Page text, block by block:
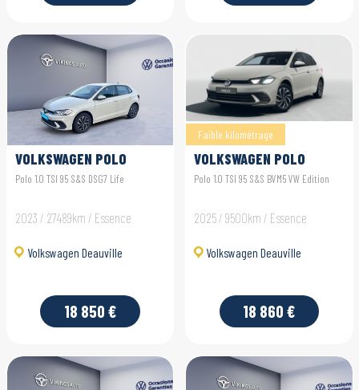
VOLKSWAGEN POLO
Polo 1.0 TSI 95 S&S DSG7 Life
2023 / 27489km / Essence
Volkswagen Deauville
18 850 €
Faible kilométrage
VOLKSWAGEN POLO
Polo 1.0 TSI 95 S&S BVM5 VW Edition
2025 / 9500km / Essence
Volkswagen Deauville
18 860 €